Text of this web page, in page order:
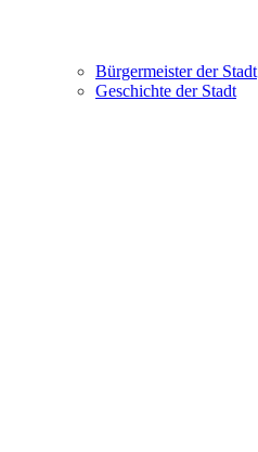
Bürgermeister der Stadt
Geschichte der Stadt